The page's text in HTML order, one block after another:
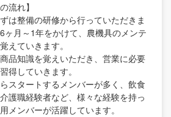
流れ】
は整備の研修から行っていただきま
ヶ月～1年をかけて、農機具のメンテ
えていきます。
品知識を覚えいただき、営業に必要
得していきます。
スタートするメンバーが多く、飲食
護職経験者など、様々な経験を持っ
メンバーが活躍しています。